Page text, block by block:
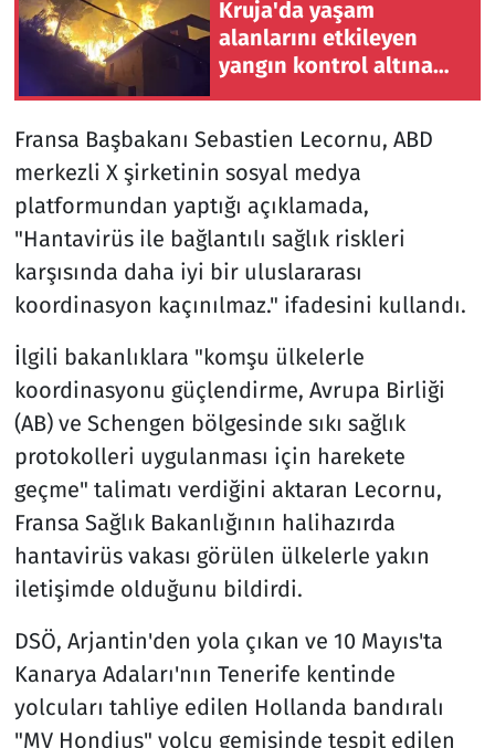
Kruja'da yaşam
alanlarını etkileyen
yangın kontrol altına
Fransa Başbakanı Sebastien Lecornu, ABD
merkezli X şirketinin sosyal medya
platformundan yaptığı açıklamada,
"Hantavirüs ile bağlantılı sağlık riskleri
karşısında daha iyi bir uluslararası
koordinasyon kaçınılmaz." ifadesini kullandı.
İlgili bakanlıklara "komşu ülkelerle
koordinasyonu güçlendirme, Avrupa Birliği
(AB) ve Schengen bölgesinde sıkı sağlık
protokolleri uygulanması için harekete
geçme" talimatı verdiğini aktaran Lecornu,
Fransa Sağlık Bakanlığının halihazırda
hantavirüs vakası görülen ülkelerle yakın
iletişimde olduğunu bildirdi.
DSÖ, Arjantin'den yola çıkan ve 10 Mayıs'ta
Kanarya Adaları'nın Tenerife kentinde
yolcuları tahliye edilen Hollanda bandıralı
"MV Hondius" yolcu gemisinde tespit edilen